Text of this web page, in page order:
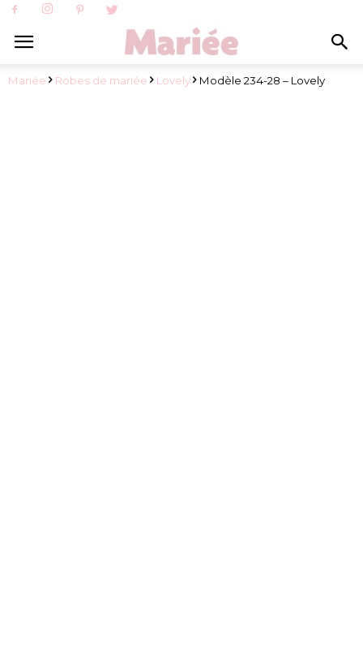
Mariée Robes de mariée Lovely Modèle 234-28 – Lovely